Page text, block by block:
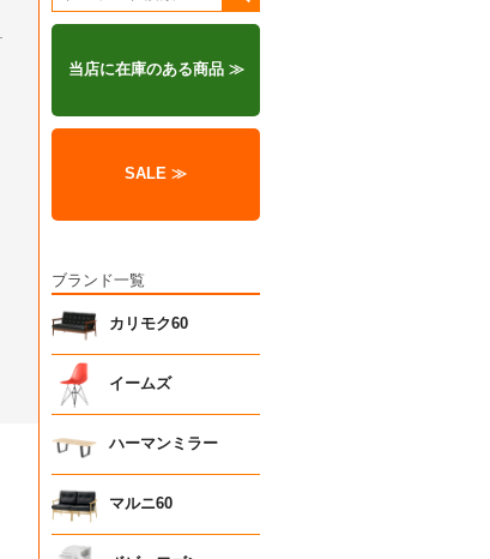
当店に在庫のある商品 ≫
SALE ≫
ブランド一覧
カリモク60
イームズ
ハーマンミラー
マルニ60